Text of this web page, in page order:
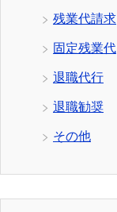
残業代請求
固定残業代
退職代行
退職勧奨
その他